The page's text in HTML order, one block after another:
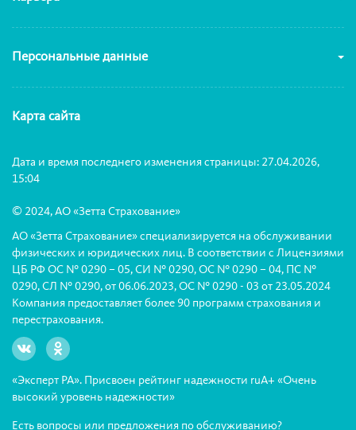
Персональные данные
Карта сайта
Дата и время последнего изменения страницы: 27.04.2026,
15:04
© 2024, АО «Зетта Страхование»
АО «Зетта Страхование» специализируется на обслуживании
физических и юридических лиц. В соответствии с Лицензиями
ЦБ РФ ОС № 0290 – 05, СИ № 0290, ОС № 0290 – 04, ПС №
0290, СЛ № 0290, от 06.06.2023, ОС № 0290 - 03 от 23.05.2024
Компания предоставляет более 90 программ страхования и
перестрахования.
«Эксперт РА». Присвоен рейтинг надежности ruА+ «Очень
высокий уровень надежности»
Есть вопросы или предложения по обслуживанию?